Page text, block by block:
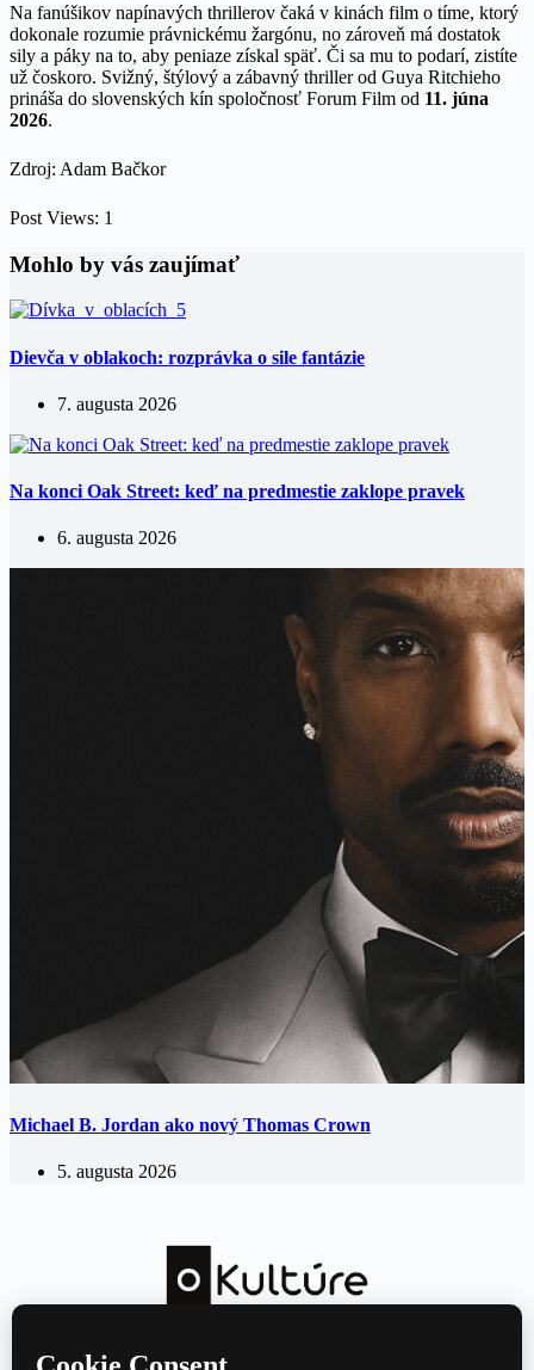
Na fanúšikov napínavých thrillerov čaká v kinách film o tíme, ktorý
dokonale rozumie právnickému žargónu, no zároveň má dostatok
sily a páky na to, aby peniaze získal späť. Či sa mu to podarí, zistíte
už čoskoro. Svižný, štýlový a zábavný thriller od Guya Ritchieho
prináša do slovenských kín spoločnosť Forum Film od 11. júna
2026.
Zdroj: Adam Bačkor
Post Views: 1
Mohlo by vás zaujímať
Dievča v oblakoch: rozprávka o sile fantázie
7. augusta 2026
Na konci Oak Street: keď na predmestie zaklope pravek
6. augusta 2026
Michael B. Jordan ako nový Thomas Crown
5. augusta 2026